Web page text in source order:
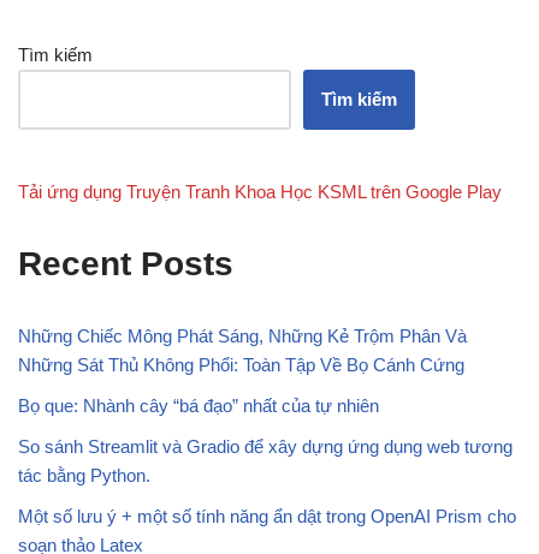
Tìm kiếm
Tìm kiếm
Tải ứng dụng Truyện Tranh Khoa Học KSML trên Google Play
Recent Posts
Những Chiếc Mông Phát Sáng, Những Kẻ Trộm Phân Và
Những Sát Thủ Không Phổi: Toàn Tập Về Bọ Cánh Cứng
Bọ que: Nhành cây “bá đạo” nhất của tự nhiên
So sánh Streamlit và Gradio để xây dựng ứng dụng web tương
tác bằng Python.
Một số lưu ý + một số tính năng ẩn dật trong OpenAI Prism cho
soạn thảo Latex